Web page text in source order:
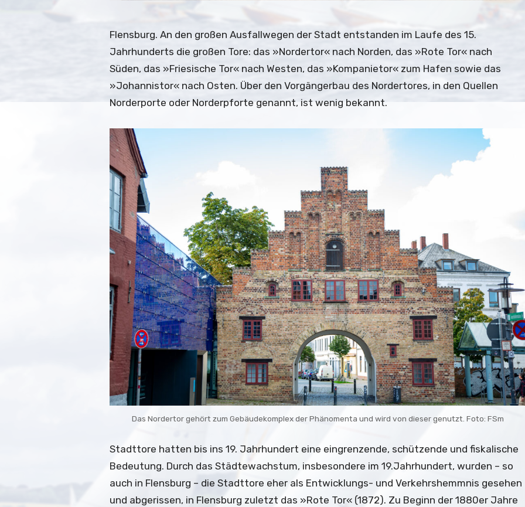
Flensburg. An den großen Ausfallwegen der Stadt entstanden im Laufe des 15.
Jahrhunderts die großen Tore: das »Nordertor« nach Norden, das »Rote Tor« nach
Süden, das »Friesische Tor« nach Westen, das »Kompanietor« zum Hafen sowie das
»Johannistor« nach Osten. Über den Vorgängerbau des Nordertores, in den Quellen
Norderporte oder Norderpforte genannt, ist wenig bekannt.
Das Nordertor gehört zum Gebäude­komplex der Phänomenta und wird von dieser genutzt. Foto: FSm
Stadttore hatten bis ins 19. Jahrhundert eine eingrenzende, schützende und fiskalische
Bedeutung. Durch das Städtewachstum, insbesondere im 19.Jahrhundert, wurden – so
auch in Flensburg – die Stadttore eher als Entwicklungs- und Verkehrshemmnis gesehen
und abgerissen, in Flensburg zuletzt das »Rote Tor« (1872). Zu Beginn der 1880er Jahre